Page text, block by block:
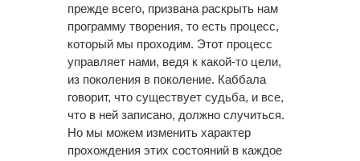
прежде всего, призвана раскрыть нам
программу творения, то есть процесс,
который мы проходим. Этот процесс
управляет нами, ведя к какой-то цели,
из поколения в поколение. Каббала
говорит, что существует судьба, и все,
что в ней записано, должно случиться.
Но мы можем изменить характер
прохождения этих состояний в каждое